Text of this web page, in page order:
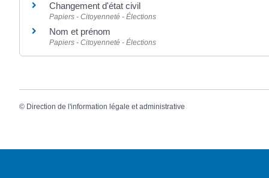
Changement d'état civil
Papiers - Citoyenneté - Élections
Nom et prénom
Papiers - Citoyenneté - Élections
© Direction de l'information légale et administrative